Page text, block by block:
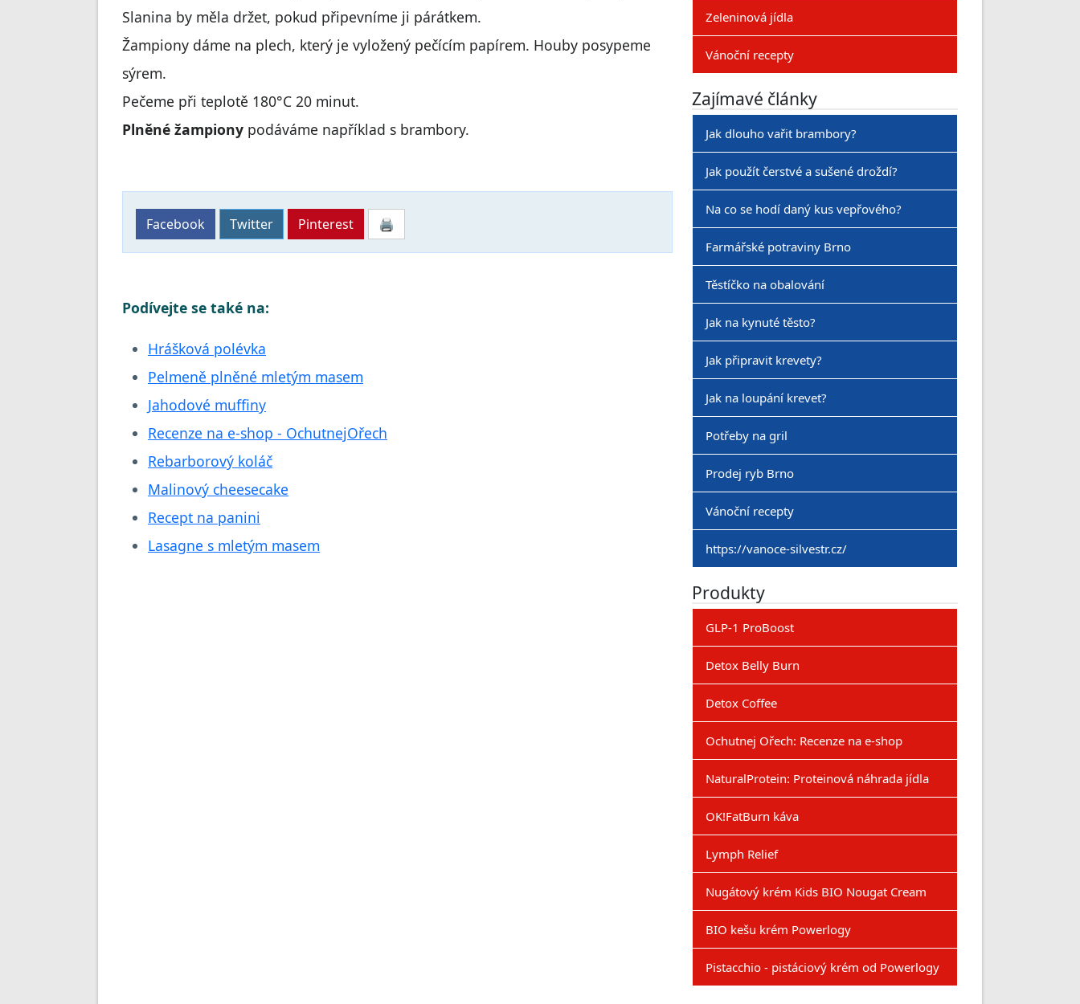
Slanina by měla držet, pokud připevníme ji párátkem.
Žampiony dáme na plech, který je vyložený pečícím papírem. Houby posypeme
sýrem.
Pečeme při teplotě 180°C 20 minut.
Plněné žampiony podáváme například s brambory.
Facebook Twitter Pinterest 🖨
Podívejte se také na:
Hrášková polévka
Pelmeně plněné mletým masem
Jahodové muffiny
Recenze na e-shop - OchutnejOřech
Rebarborový koláč
Malinový cheesecake
Recept na panini
Lasagne s mletým masem
Zeleninová jídla
Vánoční recepty
Zajímavé články
Jak dlouho vařit brambory?
Jak použít čerstvé a sušené droždí?
Na co se hodí daný kus vepřového?
Farmářské potraviny Brno
Těstíčko na obalování
Jak na kynuté těsto?
Jak připravit krevety?
Jak na loupání krevet?
Potřeby na gril
Prodej ryb Brno
Vánoční recepty
https://vanoce-silvestr.cz/
Produkty
GLP-1 ProBoost
Detox Belly Burn
Detox Coffee
Ochutnej Ořech: Recenze na e-shop
NaturalProtein: Proteinová náhrada jídla
OK!FatBurn káva
Lymph Relief
Nugátový krém Kids BIO Nougat Cream
BIO kešu krém Powerlogy
Pistacchio - pistáciový krém od Powerlogy